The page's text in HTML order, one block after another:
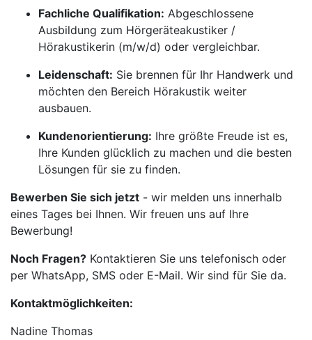
Fachliche Qualifikation: Abgeschlossene
Ausbildung zum Hörgeräteakustiker /
Hörakustikerin (m/w/d) oder vergleichbar.
Leidenschaft: Sie brennen für Ihr Handwerk und
möchten den Bereich Hörakustik weiter
ausbauen.
Kundenorientierung: Ihre größte Freude ist es,
Ihre Kunden glücklich zu machen und die besten
Lösungen für sie zu finden.
Bewerben Sie sich jetzt - wir melden uns innerhalb
eines Tages bei Ihnen. Wir freuen uns auf Ihre
Bewerbung!
Noch Fragen? Kontaktieren Sie uns telefonisch oder
per WhatsApp, SMS oder E-Mail. Wir sind für Sie da.
Kontaktmöglichkeiten:
Nadine Thomas